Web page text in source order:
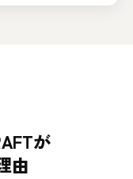
が
由